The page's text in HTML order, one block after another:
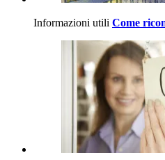
Informazioni utili Come